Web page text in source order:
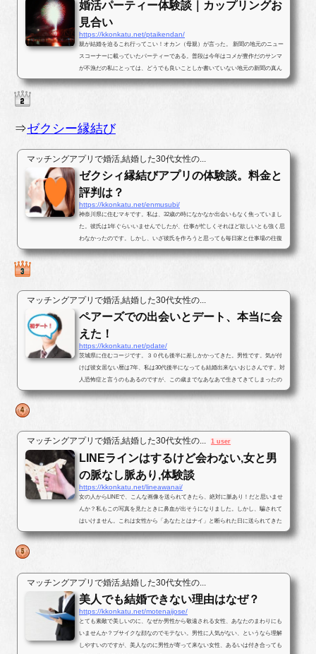
婚活パーティー体験談｜カップリングお
見合い
https://kkonkatu.net/ptaikendan/
親が結婚を迫るこれ行ってこい！オカン（母親）が言った。 新聞の地元のニュー
スコーナーに載っていたパーティーである。普段は今年はコメが豊作だのサンマ
が不漁だの私にとっては、どうでも良いことしか書いていない地元の新聞の真ん
中ほどのページに婚活パー...
⇒ゼクシー縁結び
マッチングアプリで婚活,結婚した30代女性の...
ゼクシィ縁結びアプリの体験談。料金と
評判は？
https://kkonkatu.net/enmusubi/
神奈川県に住むマキです。私は、32歳の時になかなか出会いもなく焦っていまし
た。彼氏は1年ぐらいいませんでしたが、仕事が忙しくそれほど欲しいとも強く思
わなかったのです。しかし、いざ彼氏を作ろうと思っても毎日家と仕事場の往復
ばかりで出会いがなかったのです...
マッチングアプリで婚活,結婚した30代女性の...
ペアーズでの出会いとデート、本当に会
えた！
https://kkonkatu.net/pdate/
茨城県に住むコージです。３０代も後半に差しかかってきた。男性です。気が付
けば彼女居ない暦は7年、私は30代後半になっても結婚出来ないおじさんです。対
人恐怖症と言うのもあるのですが、この歳までなあなあで生きてきてしまったの
で、そろそろ･･･と思いパートナ...
マッチングアプリで婚活,結婚した30代女性の... 1 user
LINEラインはするけど会わない,女と男
の脈なし脈あり,体験談
https://kkonkatu.net/lineawanai/
女の人からLINEで、こんな画像を送られてきたら、絶対に脈あり！だと思いませ
んか？私もこの写真を見たときに鼻血が出そうになりました。しかし、騙されて
はいけません。これは女性から「あなたとはナイ」と断られた日に送られてきた
写真です。最後まで結末を読んで...
マッチングアプリで婚活,結婚した30代女性の...
美人でも結婚できない理由はなぜ？
https://kkonkatu.net/motenaijose/
とても素敵で美しいのに、なぜか男性から敬遠される女性、あなたのまわりにも
いませんか？ブサイクな顔なのでモテない。男性に人気がない、というなら理解
しやすいのですが、美人なのに男性が寄って来ない女性、あるいは付き合っても